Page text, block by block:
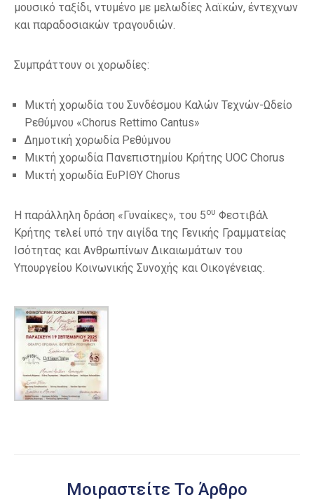
μουσικό ταξίδι, ντυμένο με μελωδίες λαϊκών, έντεχνων
και παραδοσιακών τραγουδιών.
Συμπράττουν οι χορωδίες:
Μικτή χορωδία του Συνδέσμου Καλών Τεχνών-Ωδείο
Ρεθύμνου «Chorus Rettimo Cantus»
Δημοτική χορωδία Ρεθύμνου
Μικτή χορωδία Πανεπιστημίου Κρήτης UOC Chorus
Μικτή χορωδία ΕυΡΙΘΥ Chorus
Η παράλληλη δράση «Γυναίκες», του 5ου Φεστιβάλ
Κρήτης τελεί υπό την αιγίδα της Γενικής Γραμματείας
Ισότητας και Ανθρωπίνων Δικαιωμάτων του
Υπουργείου Κοινωνικής Συνοχής και Οικογένειας.
Μοιραστείτε Το Άρθρο